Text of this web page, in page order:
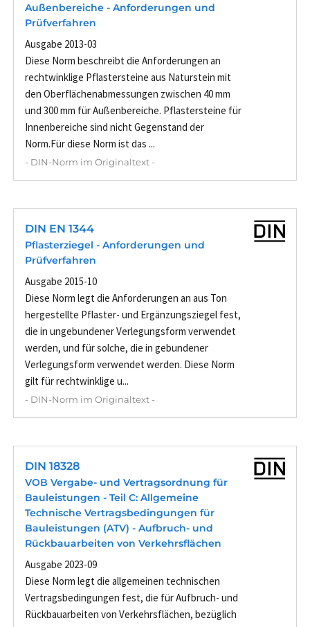
Außenbereiche - Anforderungen und
Prüfverfahren
Ausgabe 2013-03
Diese Norm beschreibt die Anforderungen an
rechtwinklige Pflastersteine aus Naturstein mit
den Oberflächenabmessungen zwischen 40 mm
und 300 mm für Außenbereiche. Pflastersteine für
Innenbereiche sind nicht Gegenstand der
Norm.Für diese Norm ist das ...
- DIN-Norm im Originaltext -
DIN EN 1344
Pflasterziegel - Anforderungen und
Prüfverfahren
Ausgabe 2015-10
Diese Norm legt die Anforderungen an aus Ton
hergestellte Pflaster- und Ergänzungsziegel fest,
die in ungebundener Verlegungsform verwendet
werden, und für solche, die in gebundener
Verlegungsform verwendet werden. Diese Norm
gilt für rechtwinklige u...
- DIN-Norm im Originaltext -
DIN 18328
VOB Vergabe- und Vertragsordnung für
Bauleistungen - Teil C: Allgemeine
Technische Vertragsbedingungen für
Bauleistungen (ATV) - Aufbruch- und
Rückbauarbeiten von Verkehrsflächen
Ausgabe 2023-09
Diese Norm legt die allgemeinen technischen
Vertragsbedingungen fest, die für Aufbruch- und
Rückbauarbeiten von Verkehrsflächen, bezüglich